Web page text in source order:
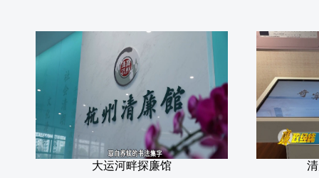
大运河畔探廉馆